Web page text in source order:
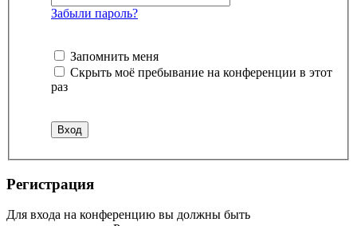
Забыли пароль?
Запомнить меня
Скрыть моё пребывание на конференции в этот
раз
Регистрация
Для входа на конференцию вы должны быть